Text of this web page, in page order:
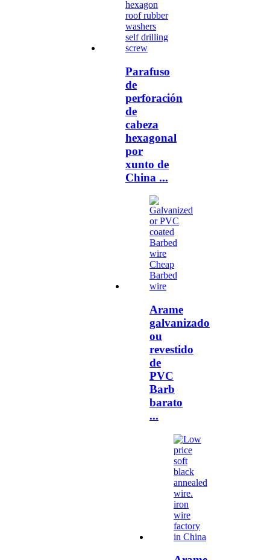
Parafuso
de
perforación
de
cabeza
hexagonal
por
xunto de
China ...
Arame
galvanizado
ou
revestido
de
PVC
Barb
barato
...